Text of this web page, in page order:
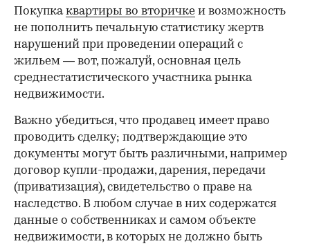
Покупкаквартиры во вторичке и возможность
не пополнить печальную статистику жертв
нарушений при проведении операций с
жильем — вот, пожалуй, основная цель
среднестатистического участника рынка
недвижимости.
Важно убедиться, что продавец имеет право
проводить сделку; подтверждающие это
документы могут быть различными, например
договор купли-продажи, дарения, передачи
(приватизация), свидетельство о праве на
наследство. В любом случае в них содержатся
данные о собственниках и самом объекте
недвижимости, в которых не должно быть